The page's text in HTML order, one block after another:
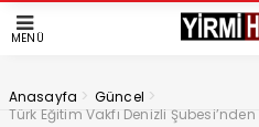
MENÜ
Anasayfa > Güncel >
Türk Eğitim Vakfı Denizli